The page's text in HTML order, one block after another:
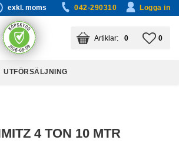
exkl. moms 042-290310 Logga in
0
KUNDVAGN
ANTAL PRODUKTER:
0
UTFÖRSÄLJNING
4 TON 10 MTR